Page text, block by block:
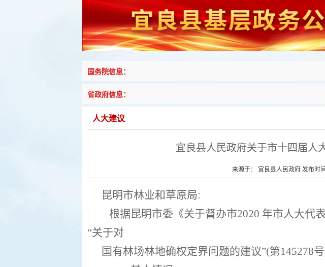
国务院信息：
省政府信息：
人大建议
宜良县人民政府关于市十四届人
来源于： 宜良县人民政府 发布时
昆明市林业和草原局:
根据昆明市委《关于督办市2020 年市人大代
“关于对
国有林场林地确权定界问题的建议”(第145278号